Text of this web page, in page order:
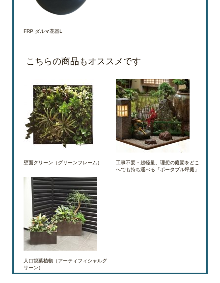
FRP ダルマ花器L
こちらの商品もオススメです
壁面グリーン（グリーンフレーム）
工事不要・超軽量。理想の庭園をどこ
へでも持ち運べる「ポータブル坪庭」
人口観葉植物（アーティフィシャルグ
リーン）